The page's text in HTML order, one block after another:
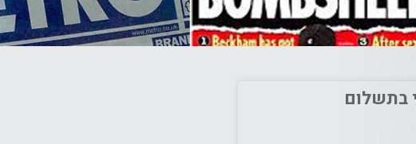
בתשלום